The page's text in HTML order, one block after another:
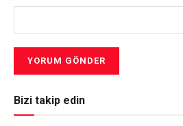
Bizi takip edin